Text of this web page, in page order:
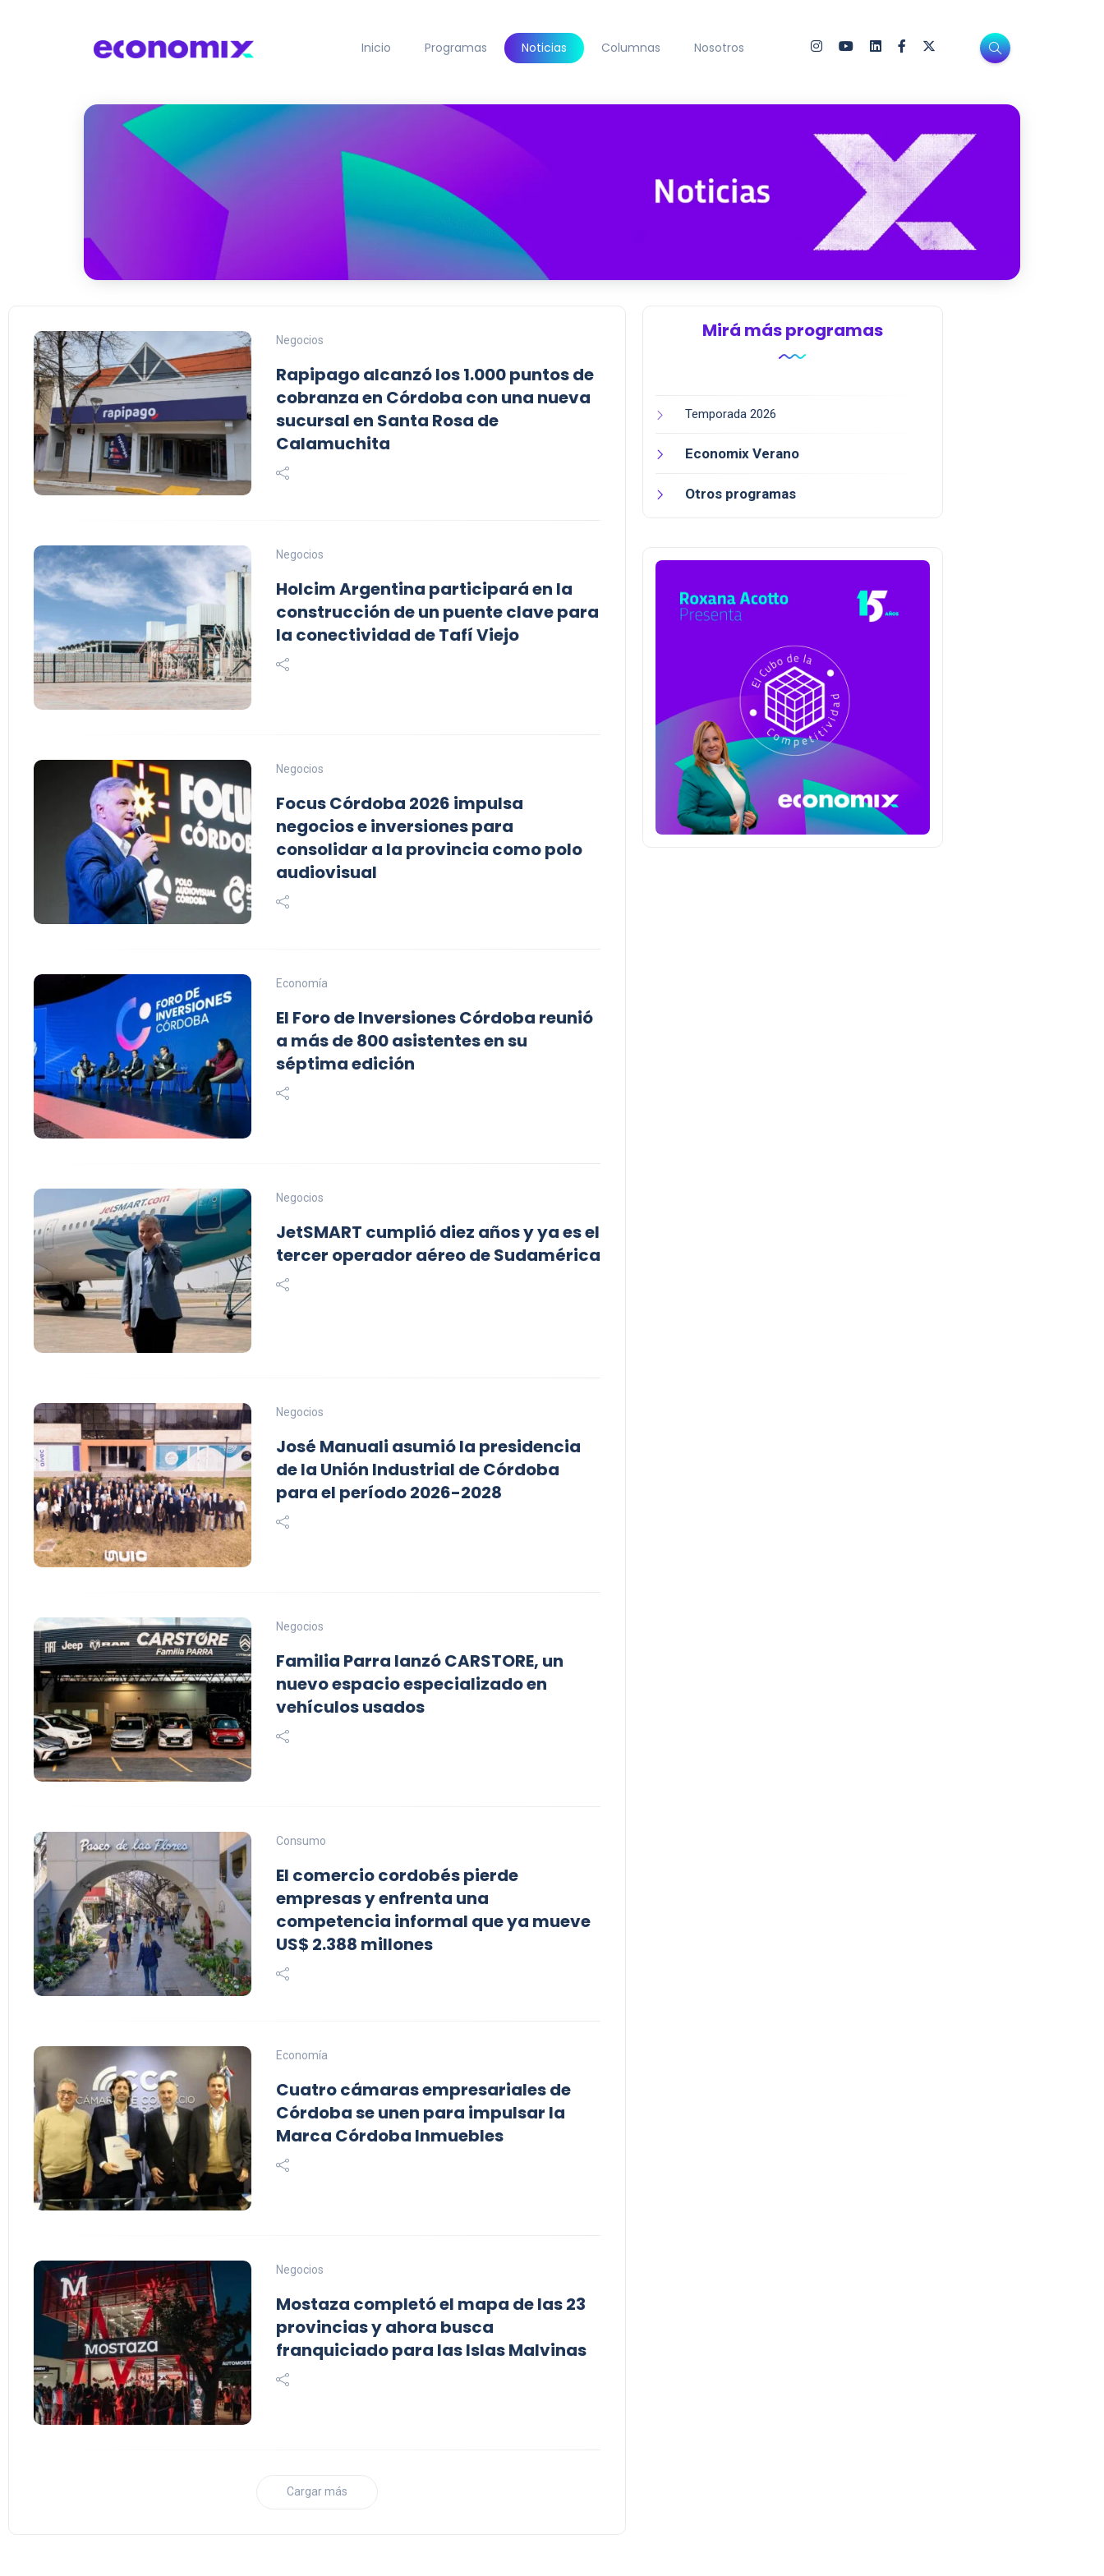
Inicio Programas Noticias Columnas Nosotros
Negocios
Rapipago alcanzó los 1.000 puntos de
cobranza en Córdoba con una nueva
sucursal en Santa Rosa de
Calamuchita
Negocios
Holcim Argentina participará en la
construcción de un puente clave para
la conectividad de Tafí Viejo
Negocios
Focus Córdoba 2026 impulsa
negocios e inversiones para
consolidar a la provincia como polo
audiovisual
Economía
El Foro de Inversiones Córdoba reunió
a más de 800 asistentes en su
séptima edición
Negocios
JetSMART cumplió diez años y ya es el
tercer operador aéreo de Sudamérica
Negocios
José Manuali asumió la presidencia
de la Unión Industrial de Córdoba
para el período 2026-2028
Negocios
Familia Parra lanzó CARSTORE, un
nuevo espacio especializado en
vehículos usados
Consumo
El comercio cordobés pierde
empresas y enfrenta una
competencia informal que ya mueve
US$ 2.388 millones
Economía
Cuatro cámaras empresariales de
Córdoba se unen para impulsar la
Marca Córdoba Inmuebles
Negocios
Mostaza completó el mapa de las 23
provincias y ahora busca
franquiciado para las Islas Malvinas
Cargar más
Mirá más programas
Temporada 2026
Economix Verano
Otros programas